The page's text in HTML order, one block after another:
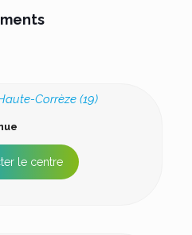
Corrèze (19)
le centre